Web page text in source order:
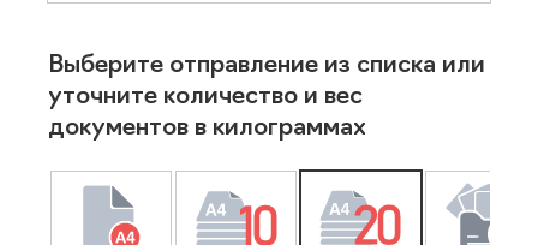
Выберите отправление из списка или
уточните количество и вес
документов в килограммах